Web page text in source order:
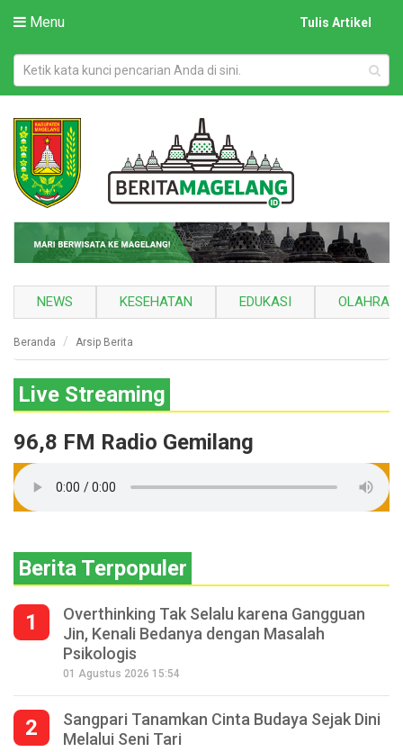
Menu Tulis Artikel
NEWS KESEHATAN EDUKASI
Beranda Arsip Berita
Live Streaming
96,8 FM Radio Gemilang
Berita Terpopuler
1
Overthinking Tak Selalu karena Gangguan
Jin, Kenali Bedanya dengan Masalah
Psikologis
01 Agustus 2026 15:54
2
Sangpari Tanamkan Cinta Budaya Sejak Dini
Melalui Seni Tari